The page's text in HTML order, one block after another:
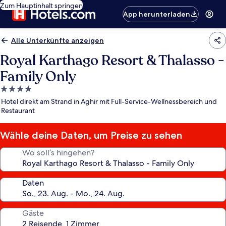
Zum Hauptinhalt springen
App herunterladen
Alle Unterkünfte anzeigen
Royal Karthago Resort & Thalasso -
Family Only
4.0-
Sterne-
Unterkunft
Hotel direkt am Strand in Aghir mit Full-Service-Wellnessbereich und
Restaurant
Wähle deine Daten, um Preise zu sehen
Wo soll’s hingehen?
Daten
Gäste